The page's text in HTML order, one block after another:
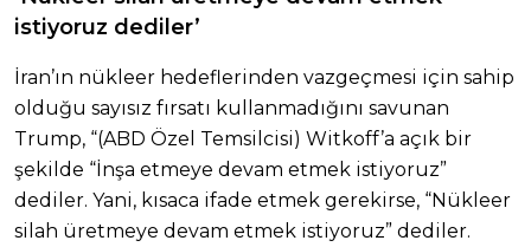
istiyoruz dediler’
İran’ın nükleer hedeflerinden vazgeçmesi için sahip
olduğu sayısız fırsatı kullanmadığını savunan
Trump, “(ABD Özel Temsilcisi) Witkoff’a açık bir
şekilde “İnşa etmeye devam etmek istiyoruz”
dediler. Yani, kısaca ifade etmek gerekirse, “Nükleer
silah üretmeye devam etmek istiyoruz” dediler.